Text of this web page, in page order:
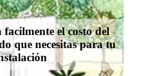
el costo del
que necesitas para tu